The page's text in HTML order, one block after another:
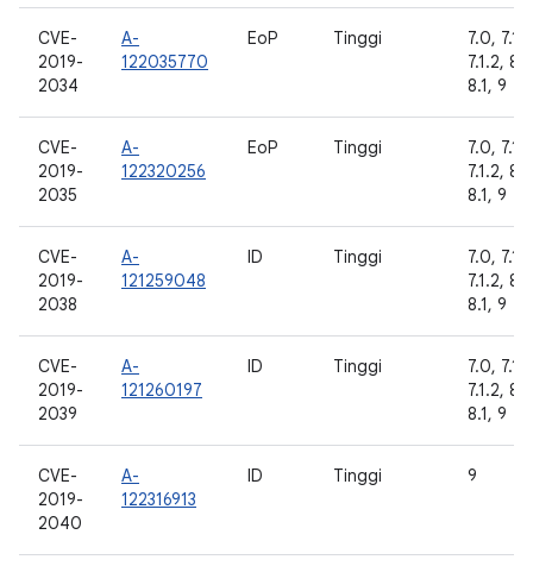
CVE-
2019-
2034
A-
122035770
EoP Tinggi
7.0, 7.1.1,
7.1.2,
8.1, 9
CVE-
2019-
2035
A-
122320256
EoP Tinggi
7.0, 7.1.1,
7.1.2,
8.1, 9
CVE-
2019-
2038
A-
121259048
ID Tinggi
7.0, 7.1.1,
7.1.2,
8.1, 9
CVE-
2019-
2039
A-
121260197
ID Tinggi
7.0, 7.1.1,
7.1.2,
8.1, 9
CVE-
2019-
2040
A-
122316913
ID Tinggi 9